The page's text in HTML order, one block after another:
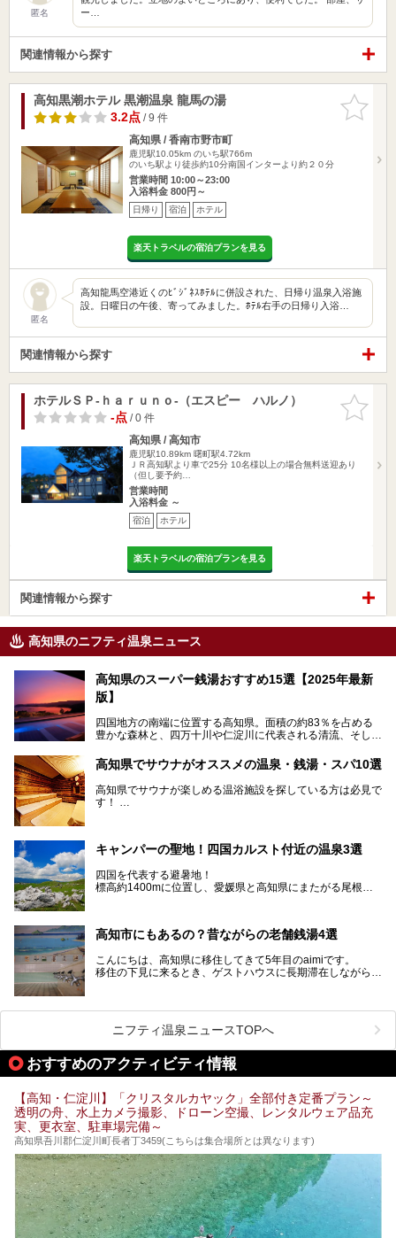
匿名
ー…
関連情報から探す
お気に入
りに追加
高知黒潮ホテル 黒潮温泉 龍馬の湯
3.2点/ 9 件
高知県 / 香南市野市町
鹿児駅10.05km のいち駅766m
のいち駅より徒歩約10分南国インターより約２０分
営業時間 10:00～23:00
入浴料金 800円～
日帰り 宿泊 ホテル
楽天トラベルの宿泊プランを見る
匿名
高知龍馬空港近くのﾋﾞｼﾞﾈｽﾎﾃﾙに併設された、日帰り温泉入浴施
設。日曜日の午後、寄ってみました。ﾎﾃﾙ右手の日帰り入浴…
関連情報から探す
お気に入
りに追加
ホテルＳＰ‐ｈａｒｕｎｏ‐（エスピー ハルノ）
-点/ 0 件
高知県 / 高知市
鹿児駅10.89km 曙町駅4.72km
ＪＲ高知駅より車で25分 10名様以上の場合無料送迎あり
（但し要予約…
営業時間
入浴料金 ～
宿泊 ホテル
楽天トラベルの宿泊プランを見る
関連情報から探す
高知県のニフティ温泉ニュース
高知県のスーパー銭湯おすすめ15選【2025年最新
版】
四国地方の南端に位置する高知県。面積の約83％を占める
豊かな森林と、四万十川や仁淀川に代表される清流、そして
魅力がぎゅっと詰まった県です。
高知県はまた、カツオのたたきをはじめとする海産物や清流
で育つ川魚、大皿にごちそうがどっさり盛られた皿鉢料理、
柚子などの柑橘類、地酒といったグルメが充実していること
でも知られます。ここでは、温泉とあわせて自然の景観やグ
高知県でサウナがオススメの温泉・銭湯・スパ10選
高知県でサウナが楽しめる温浴施設を探している方は必見で
す！
ぜひこれを読んで高知のサウナ探しの参考してくださいね！
キャンパーの聖地！四国カルスト付近の温泉3選
四国を代表する避暑地！
標高約1400mに位置し、愛媛県と高知県にまたがる尾根沿
が見れる場所。
帰り温泉（お風呂）がありません。
中でもライターおすすめの３つの温泉をご紹介します。
などが問題なければ、温泉に入ってから向かうことをオスス
メします。
なぜなら最寄り温泉でも車で４０分、山を降りていかねばな
りませんからね…！！
もしくは、翌日キャンプ帰りに立ち寄るのもおすすめです。
それでは見ていきましょう。
高知市にもあるの？昔ながらの老舗銭湯4選
こんにちは、高知県に移住してきて5年目のaimiです。
移住の下見に来るとき、ゲストハウスに長期滞在しながら観
高知市というと、高知県の人口の半分が集まっているにぎや
かなイメージがある方も多いかと思いますが、昔ながらの老
舗銭湯がけっこうな数あるのですよ。
規模は小さいながら、元気に営業中なので観光がてら訪問し
てみてはいかがでしょう？
Kですよ♪
それではチェックしてきましょう♪
ニフティ温泉ニュースTOPへ
おすすめのアクティビティ情報
【高知・仁淀川】「クリスタルカヤック」全部付き定番プラン～
透明の舟、水上カメラ撮影、ドローン空撮、レンタルウェア品充
実、更衣室、駐車場完備～
高知県吾川郡仁淀川町長者丁3459(こちらは集合場所とは異なります)